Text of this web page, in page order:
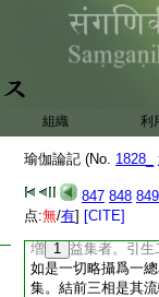
組織 利
瑜伽論記 (No. 1828_
847 848 849
点:無/有] [CITE]
明。是名無始有輪
不觀。故唯四十四
觀也。過去已生縁
在今生縁老死。言
無常性有差別故者
生。皆是無常。故
有七智。故有七十
行相從此無間入諦
作此行也。第四解
者。前七引因也。
増 1 益集者。引生
如是一切略攝爲一
集。結前三相是其